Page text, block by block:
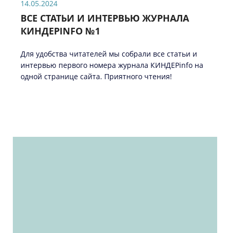
14.05.2024
ВСЕ СТАТЬИ И ИНТЕРВЬЮ ЖУРНАЛА
КИНДЕРINFO №1
Для удобства читателей мы собрали все статьи и
интервью первого номера журнала КИНДЕРinfо на
одной странице сайта. Приятного чтения!